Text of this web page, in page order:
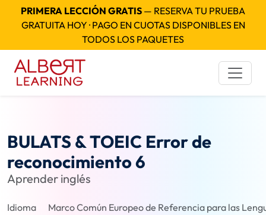
PRIMERA LECCIÓN GRATIS — RESERVA TU PRUEBA
GRATUITA HOY · PAGO EN CUOTAS DISPONIBLES EN
TODOS LOS PAQUETES
BULATS & TOEIC Error de
reconocimiento 6
Aprender inglés
Idioma Marco Común Europeo de Referencia para las